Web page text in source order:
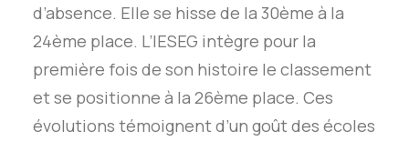
d’absence. Elle se hisse de la 30ème à la
24ème place. L’IESEG intègre pour la
première fois de son histoire le classement
et se positionne à la 26ème place. Ces
évolutions témoignent d’un goût des écoles